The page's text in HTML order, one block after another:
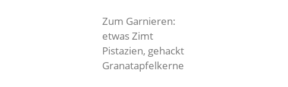
Zum Garnieren:
etwas Zimt
Pistazien, gehackt
Granatapfelkerne